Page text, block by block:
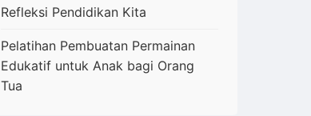
Refleksi Pendidikan Kita
Pelatihan Pembuatan Permainan
Edukatif untuk Anak bagi Orang
Tua